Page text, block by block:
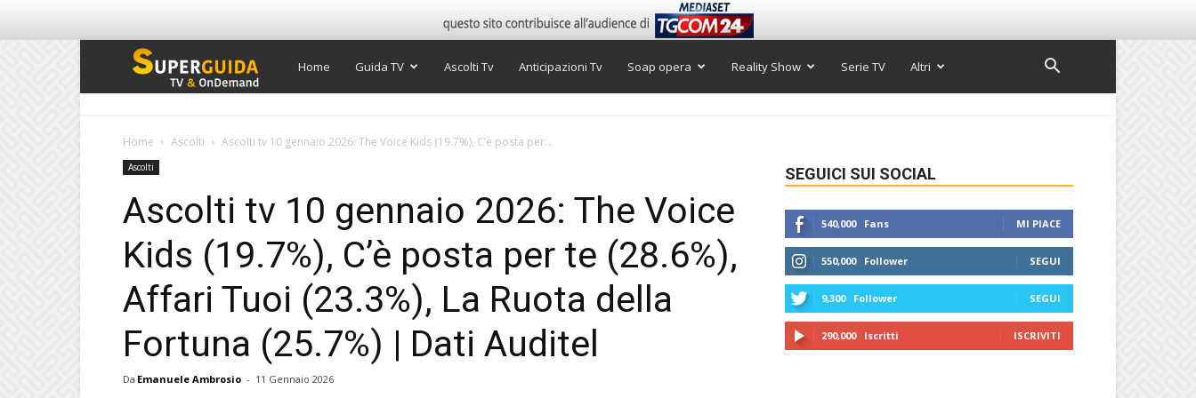
Super
Home Guida TV Ascolti Tv Anticipazioni Tv Soap opera Reality Show Serie TV Altri
Home Ascolti Ascolti tv 10 gennaio 2026: The Voice Kids (19.7%), C’è posta per...
Ascolti
Ascolti tv 10 gennaio 2026: The Voice
Kids (19.7%), C’è posta per te (28.6%),
Affari Tuoi (23.3%), La Ruota della
Fortuna (25.7%) | Dati Auditel
Da Emanuele Ambrosio - 11 Gennaio 2026
SEGUICI SUI SOCIAL
540,000 Fans MI PIACE
550,000 Follower SEGUI
9,300 Follower SEGUI
290,000 Iscritti ISCRIVITI